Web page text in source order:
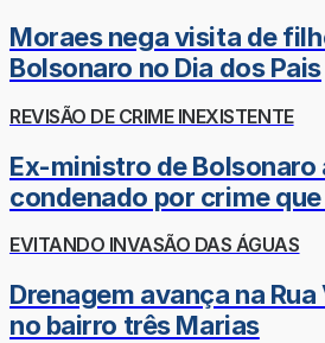
Moraes nega visita de
Bolsonaro no Dia dos Pais
REVISÃO DE CRIME INEXISTENTE
Ex-ministro de
condenado por crime
EVITANDO INVASÃO DAS ÁGUAS
Drenagem avança na
no bairro três Marias